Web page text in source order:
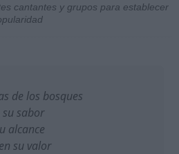
cantantes y grupos para establecer
de los bosques
sabor
alcance
su valor